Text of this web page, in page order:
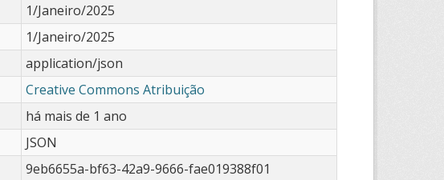
1/Janeiro/2025
1/Janeiro/2025
application/json
Creative Commons Atribuição
há mais de 1 ano
JSON
9eb6655a-bf63-42a9-9666-fae019388f01